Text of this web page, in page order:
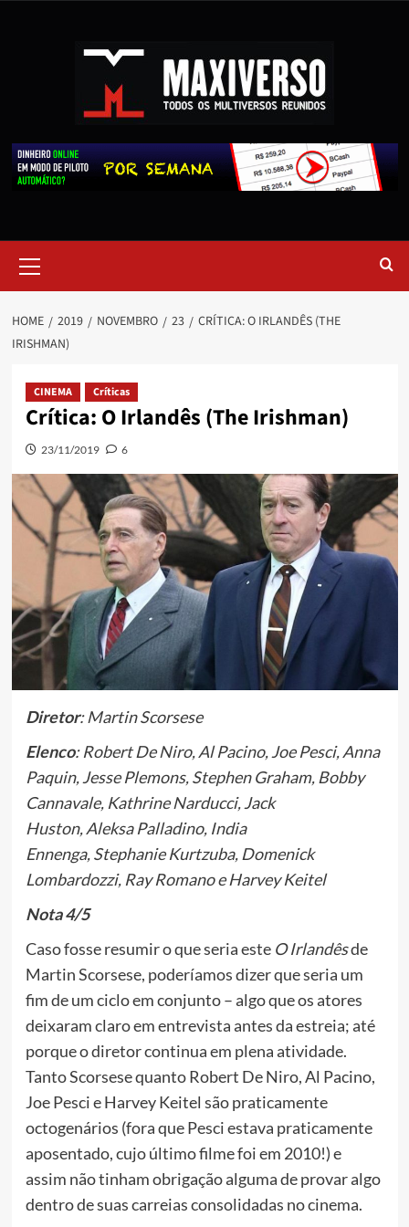
HOME 2019 NOVEMBRO 23
CRÍTICA: O IRLANDÊS (THE
IRISHMAN)
CINEMA Críticas
Crítica: O Irlandês (The Irishman)
23/11/2019 6
Diretor: Martin Scorsese
Elenco: Robert De Niro, Al Pacino, Joe Pesci, Anna
Paquin, Jesse Plemons, Stephen Graham, Bobby
Cannavale, Kathrine Narducci, Jack
Huston, Aleksa Palladino, India
Ennenga, Stephanie Kurtzuba, Domenick
Lombardozzi, Ray Romano e Harvey Keitel
Nota 4/5
Caso fosse resumir o que seria este O Irlandêsde
Martin Scorsese, poderíamos dizer que seria um
fim de um ciclo em conjunto – algo que os atores
deixaram claro em entrevista antes da estreia; até
porque o diretor continua em plena atividade.
Tanto Scorsese quanto Robert De Niro, Al Pacino,
Joe Pesci e Harvey Keitel são praticamente
octogenários (fora que Pesci estava praticamente
aposentado, cujo último filme foi em 2010!) e
assim não tinham obrigação alguma de provar algo
dentro de suas carreias consolidadas no cinema.